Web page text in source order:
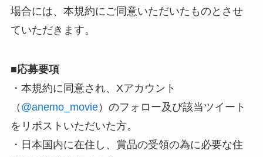
場合には、本規約にご同意いただいたものとさせ
ていただきます。
■応募要項
・本規約に同意され、Xアカウント
（ @anemo_movie）のフォロー及び該当ツイート
をリポストいただいた方。
・日本国内に在住し、賞品の受領の為に必要な住